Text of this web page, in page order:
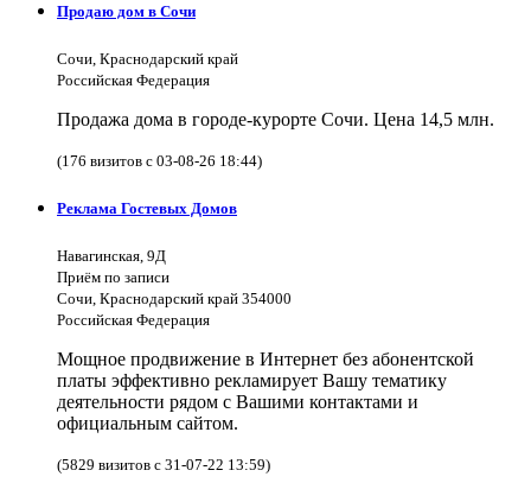
Продаю дом в Сочи
Сочи, Краснодарский край
Российская Федерация
Продажа дома в городе-курорте Сочи. Цена 14,5 млн.
(176 визитов с 03-08-26 18:44)
Реклама Гостевых Домов
Навагинская, 9Д
Приём по записи
Сочи, Краснодарский край 354000
Российская Федерация
Мощное продвижение в Интернет без абонентской
платы эффективно рекламирует Вашу тематику
деятельности рядом с Вашими контактами и
официальным сайтом.
(5829 визитов с 31-07-22 13:59)